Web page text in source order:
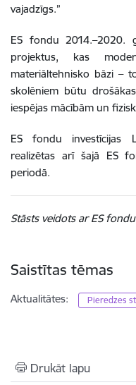
vajadzīgs.”
ES fondu 2014.–2020.
projektus, kas
materiāltehnisko bāzi –
skolēniem būtu
iespējas mācībām un
ES fondu investīcijas
realizētas arī šajā ES
periodā.
Stāsts veidots ar ES
Saistītas tēmas
Aktualitātes: Pieredzes
Drukāt lapu